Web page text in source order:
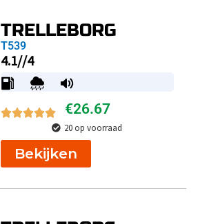
TRELLEBORG
T539
4.1//4
€26.67
20 op voorraad
Bekijken